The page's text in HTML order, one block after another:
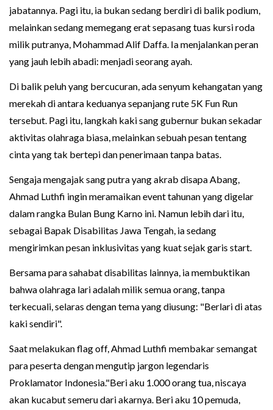
jabatannya. Pagi itu, ia bukan sedang berdiri di balik podium,
melainkan sedang memegang erat sepasang tuas kursi roda
milik putranya, Mohammad Alif Daffa. Ia menjalankan peran
yang jauh lebih abadi: menjadi seorang ayah.
Di balik peluh yang bercucuran, ada senyum kehangatan yang
merekah di antara keduanya sepanjang rute 5K Fun Run
tersebut. Pagi itu, langkah kaki sang gubernur bukan sekadar
aktivitas olahraga biasa, melainkan sebuah pesan tentang
cinta yang tak bertepi dan penerimaan tanpa batas.
Sengaja mengajak sang putra yang akrab disapa Abang,
Ahmad Luthfi ingin meramaikan event tahunan yang digelar
dalam rangka Bulan Bung Karno ini. Namun lebih dari itu,
sebagai Bapak Disabilitas Jawa Tengah, ia sedang
mengirimkan pesan inklusivitas yang kuat sejak garis start.
Bersama para sahabat disabilitas lainnya, ia membuktikan
bahwa olahraga lari adalah milik semua orang, tanpa
terkecuali, selaras dengan tema yang diusung: "Berlari di atas
kaki sendiri".
Saat melakukan flag off, Ahmad Luthfi membakar semangat
para peserta dengan mengutip jargon legendaris
Proklamator Indonesia."Beri aku 1.000 orang tua, niscaya
akan kucabut semeru dari akarnya. Beri aku 10 pemuda,